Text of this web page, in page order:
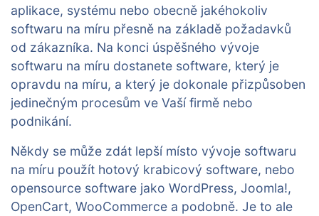
aplikace, systému nebo obecně jakéhokoliv
softwaru na míru přesně na základě požadavků
od zákazníka. Na konci úspěšného vývoje
softwaru na míru dostanete software, který je
opravdu na míru, a který je dokonale přizpůsoben
jedinečným procesům ve Vaší firmě nebo
podnikání.
Někdy se může zdát lepší místo vývoje softwaru
na míru použít hotový krabicový software, nebo
opensource software jako WordPress, Joomla!,
OpenCart, WooCommerce a podobně. Je to ale